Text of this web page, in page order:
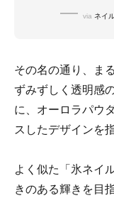
via ネイ
その名の通り、ま
ずみずしく透明感
に、オーロラパウ
スしたデザインを
よく似た「氷ネイ
きのある輝きを目